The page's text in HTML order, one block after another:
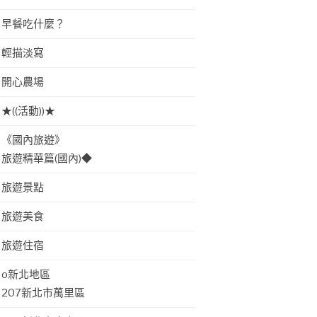
早餐吃什麼？
輕描淡寫
開心農場
★((活動))★
《國內旅遊》
旅遊精華篇(國內)◆
旅遊景點
旅遊美食
旅遊住宿
o新北地區
207新北市萬里區